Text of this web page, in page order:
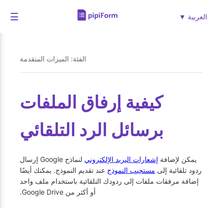
العربية ▼ ☰
الفئة: الميزات المتقدمة
كيفية إرفاق الملفات
برسائل الرد التلقائي
يمكن لإضافة إشعارات البريد الإلكتروني
لنماذج Google إرسال
ردود تلقائية إلى مستجيب النموذج عند تقديم النموذج. يمكنك أيضًا
إضافة مرفقات ملفات إلى ردودك التلقائية باستخدام ملف واحد
أو أكثر من Google Drive.